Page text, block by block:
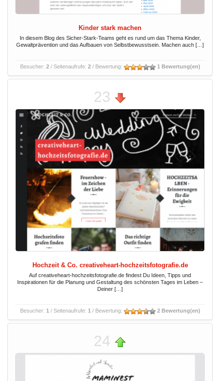
Kinder stark machen
In diesem Blog des Sicher-Stark-Teams geht es rund um das Thema Kinder,
Gewaltprävention und das Aufbauen von Selbstbewusstsein. Machen auch […]
Besucher: 2/ Seitenaufrufe: 2/ Bewertung: 1 Bewertung(en)
23
Hochzeit & Co. creativeheart-hochzeitsfotografie.de
Auf creativeheart-hochzeitsfotografie.de findest Du Ideen, Tipps und
Inspirationen für die Planung und Gestaltung des schönsten Tages im Leben –
Deiner […]
Besucher: 1 / Seitenaufrufe: 1 / Bewertung: 2 Bewertung(en)
24